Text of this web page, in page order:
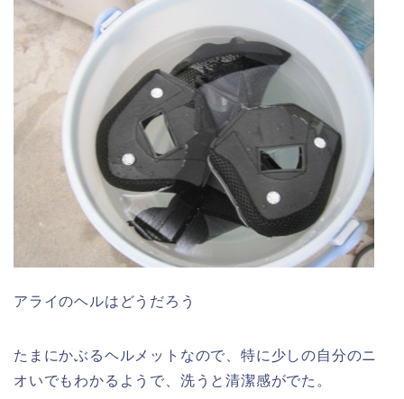
アライのヘルはどうだろう
たまにかぶるヘルメットなので、特に少しの自分のニ
オいでもわかるようで、洗うと清潔感がでた。